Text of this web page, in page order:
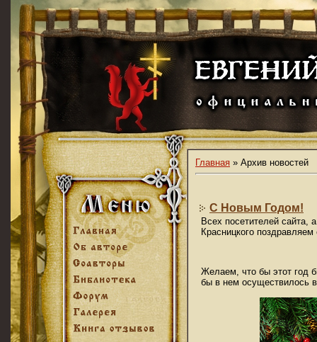
Главная » Архив новостей
С Новым Годом!
Всех посетителей сайта,
Красницкого
Желаем, что бы этот год
бы в нем осуществилось